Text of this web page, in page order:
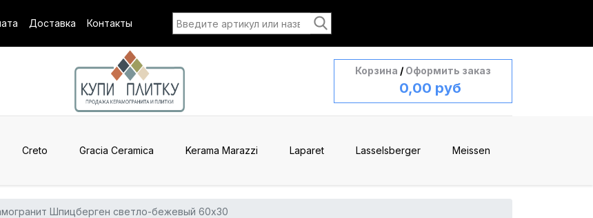
Доставка Контакты
Корзина / Оформить заказ
0,00 руб
Creto Gracia Ceramica Kerama Marazzi Laparet Lasselsberger Meissen
Шпицберген светло-бежевый 60x30